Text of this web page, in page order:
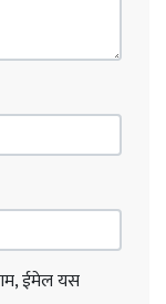
ईमेल यस